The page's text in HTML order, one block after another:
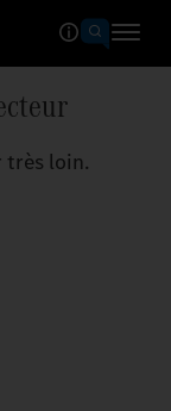
très loin.